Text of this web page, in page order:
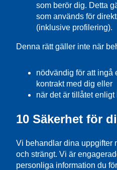
som berör dig. Detta
som används för
(inklusive profilering).
Denna rätt gäller inte när
nödvändig för att ingå
kontrakt med dig eller
när det är tillåtet enligt
10 Säkerhet för
Vi behandlar dina uppgifter
och strängt. Vi är
personliga information du